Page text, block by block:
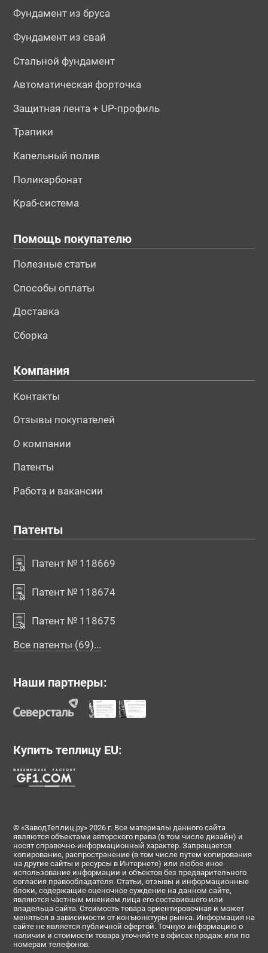
№194508
№196017 №196019
№196693 №196694 №196695
Фундамент из бруса
Фундамент из свай
Стальной фундамент
Автоматическая форточка
Защитная лента + UP-профиль
Трапики
Капельный полив
Поликарбонат
Краб-система
Помощь покупателю
Полезные статьи
Способы оплаты
Доставка
Сборка
Компания
Контакты
Отзывы покупателей
О компании
Патенты
Работа и вакансии
Патенты
Патент № 118669
Патент № 118674
Патент № 118675
Все патенты (69)...
Наши партнеры:
Купить теплицу EU:
© «ЗаводТеплиц.ру» 2026 г. Все материалы данного сайта
являются объектами авторского права (в том числе дизайн) и
носят справочно-информационный характер. Запрещается
копирование, распространение (в том числе путем копирования
на другие сайты и ресурсы в Интернете) или любое иное
использование информации и объектов без предварительного
согласия правообладателя. Статьи, отзывы и информационные
блоки, содержащие оценочное суждение на данном сайте,
являются частным мнением лица его составившего или
владельца сайта. Стоимость товара ориентировочная и может
меняться в зависимости от конъюнктуры рынка. Информация на
сайте не является публичной офертой. Точную информацию о
наличии и стоимости товара уточняйте в офисах продаж или по
номерам телефонов.